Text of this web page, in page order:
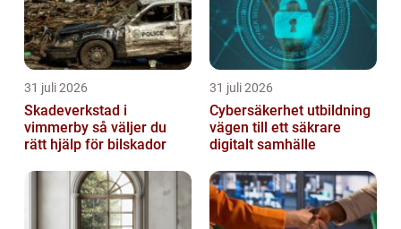
31 juli 2026
Skadeverkstad i
vimmerby så väljer du
rätt hjälp för bilskador
31 juli 2026
Cybersäkerhet utbildning
vägen till ett säkrare
digitalt samhälle